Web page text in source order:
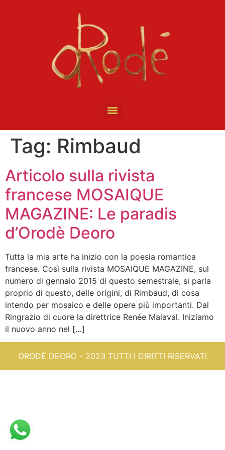
Tag: Rimbaud
Articolo sulla rivista
francese MOSAIQUE
MAGAZINE: Le paradis
d’Orodè Deoro
Tutta la mia arte ha inizio con la poesia romantica
francese. Così sulla rivista MOSAIQUE MAGAZINE, sul
numero di gennaio 2015 di questo semestrale, si parla
proprio di questo, delle origini, di Rimbaud, di cosa
intendo per mosaico e delle opere più importanti. Dal
Ringrazio di cuore la direttrice Renée Malaval. Iniziamo
il nuovo anno nel […]
ORODÈ DEORO - 2023 TUTTI I DIRITTI RISERVATI